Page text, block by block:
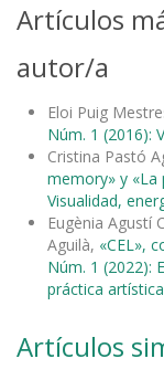
Artículos
autor/a
Eloi Puig
Núm. 1 (2016):
Cristina Pastó
memory» y «La
Visualidad,
Eugènia Agustí
Aguilà, «CEL»,
Núm. 1 (2022):
práctica
Artículos